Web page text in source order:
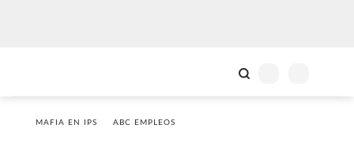
MAFIA EN IPS ABC EMPLEOS